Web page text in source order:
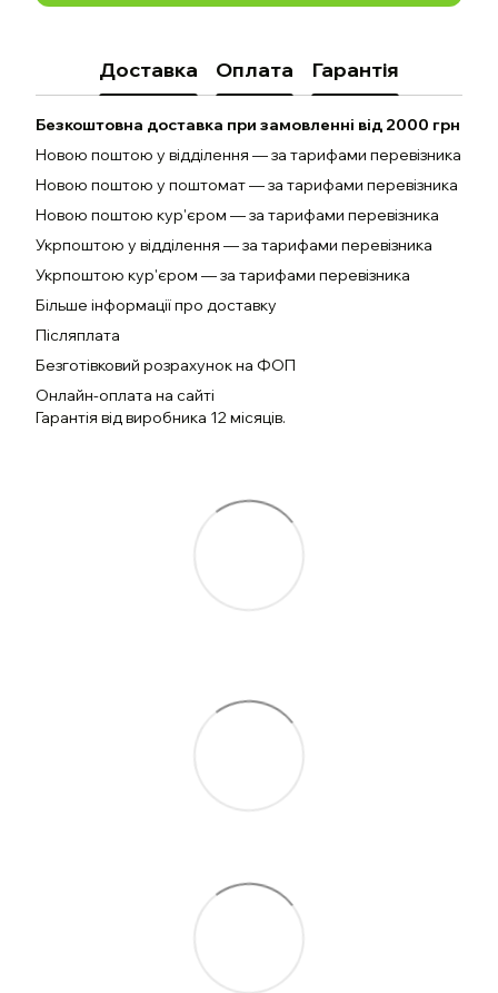
Доставка Оплата Гарантія
Безкоштовна доставка при замовленні від 2000 грн
Новою поштою у відділення — за тарифами перевізника
Новою поштою у поштомат — за тарифами перевізника
Новою поштою кур'єром — за тарифами перевізника
Укрпоштою у відділення — за тарифами перевізника
Укрпоштою кур'єром — за тарифами перевізника
Більше інформації про доставку
Післяплата
Безготівковий розрахунок на ФОП
Онлайн-оплата на сайті
Гарантія від виробника 12 місяців.